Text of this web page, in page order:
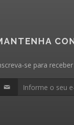
se para